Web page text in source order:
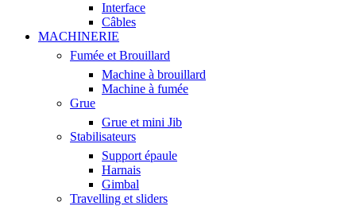
Interface
Câbles
MACHINERIE
Fumée et Brouillard
Machine à brouillard
Machine à fumée
Grue
Grue et mini Jib
Stabilisateurs
Support épaule
Harnais
Gimbal
Travelling et sliders